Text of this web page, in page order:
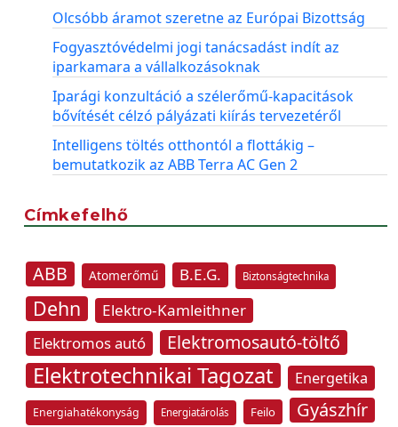
Olcsóbb áramot szeretne az Európai Bizottság
Fogyasztóvédelmi jogi tanácsadást indít az
iparkamara a vállalkozásoknak
Iparági konzultáció a szélerőmű-kapacitások
bővítését célzó pályázati kiírás tervezetéről
Intelligens töltés otthontól a flottákig –
bemutatkozik az ABB Terra AC Gen 2
Címkefelhő
ABB Atomerőmű B.E.G. Biztonságtechnika
Dehn
Elektro-Kamleithner
Elektromos autó
Elektromosautó-töltő
Elektrotechnikai Tagozat Energetika
Energiahatékonyság Energiatárolás Feilo Gyászhír